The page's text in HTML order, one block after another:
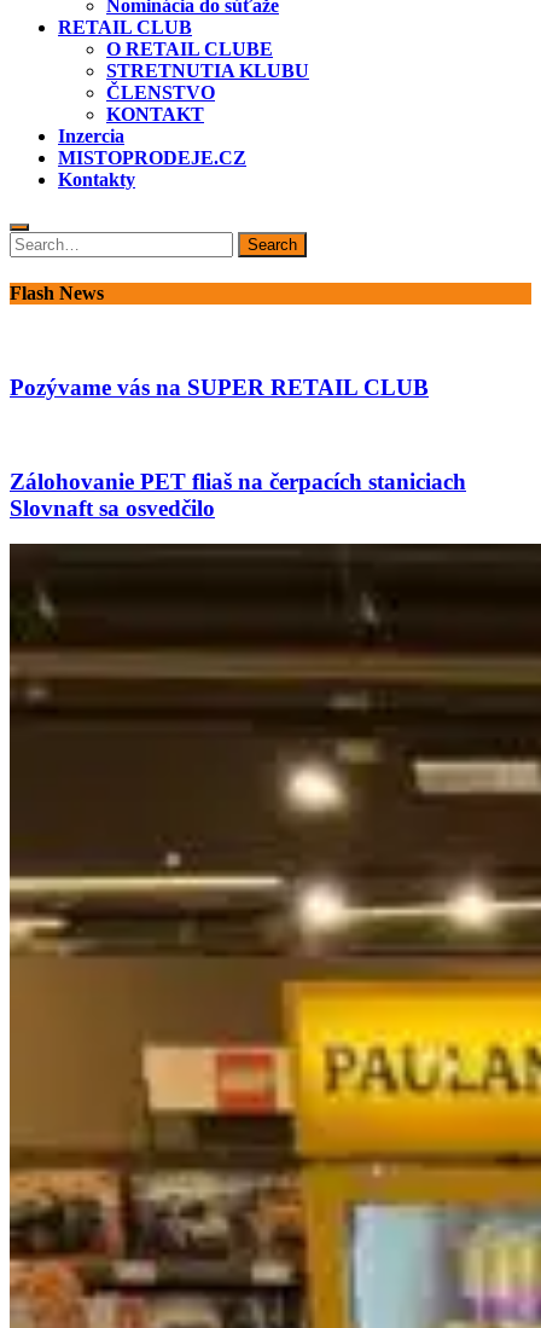
Nominácia do súťaže
RETAIL CLUB
O RETAIL CLUBE
STRETNUTIA KLUBU
ČLENSTVO
KONTAKT
Inzercia
MISTOPRODEJE.CZ
Kontakty
Search
for:
Search
Flash News
Pozývame vás na SUPER RETAIL CLUB
Zálohovanie PET fliaš na čerpacích staniciach
Slovnaft sa osvedčilo